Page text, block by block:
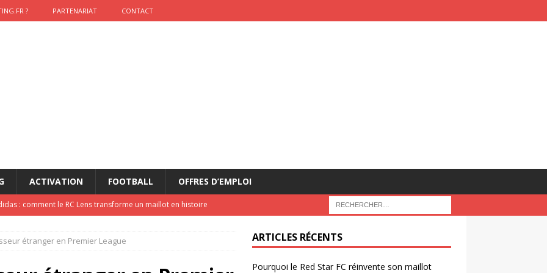
? PARTENARIAT CONTACT
ACTIVATION FOOTBALL OFFRES D’EMPLOI
: comment le RC Lens transforme un maillot en histoire
de Zinedine Zidane par adidas est de retour à
étranger en Premier League ARTICLES RÉCENTS
Pourquoi le Red Star FC réinvente son maillot